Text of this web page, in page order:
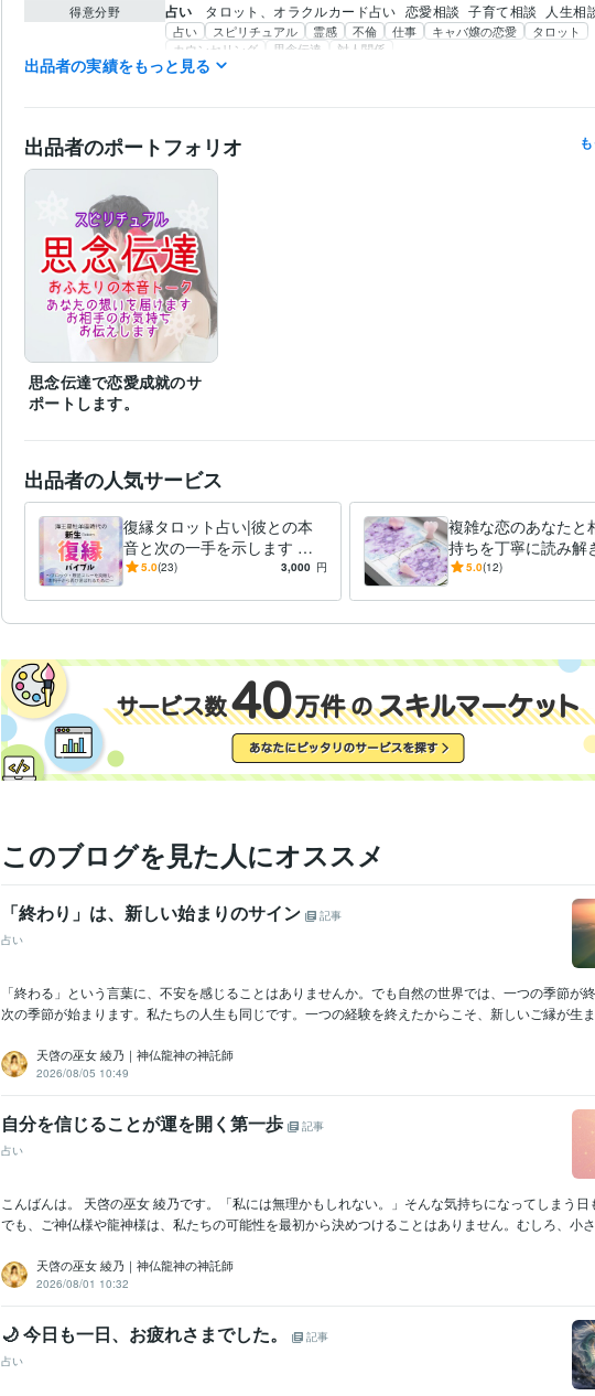
得意分野 占い タロット、オラクルカード占い 恋愛相談 子育て相談 人生相
占い スピリチュアル 霊感 不倫 仕事 キャバ嬢の恋愛
タロット
カウンセリング
思念伝達 対人関係
占い 占術師の育成
出品者の実績をもっと見る
出品者のポートフォリオ
思念伝達で恋愛成就のサ
ポートします。
出品者の人気サービス
復縁タロット占い|彼との本
音と次の一手を示します 既
読スルー・ブロック中でも今
5.0(23) 3,000 円
複雑な恋のあなたと
持ちを丁寧に読み解
安心してお話下さい
5.0(12)
このブログを見た人にオススメ
「終わり」は、新しい始まりのサイン
記事
占い
「終わる」という言葉に、不安を感じることはありませんか。でも自然の世界では、一つの季節が終
次の季節が始まります。私たちの人生も同じです。一つの経験を終えたからこそ、新しいご縁が生
天啓の巫女 綾乃｜神仏龍神の神託師
2026/08/05 10:49
自分を信じることが運を開く第一歩
記事
占い
こんばんは。 天啓の巫女 綾乃です。「私には無理かもしれない。」そんな気持ちになってしまう日
でも、ご神仏様や龍神様は、私たちの可能性を最初から決めつけることはありません。むしろ、小
天啓の巫女 綾乃｜神仏龍神の神託師
2026/08/01 10:32
🌙 今日も一日、お疲れさまでした。
記事
占い